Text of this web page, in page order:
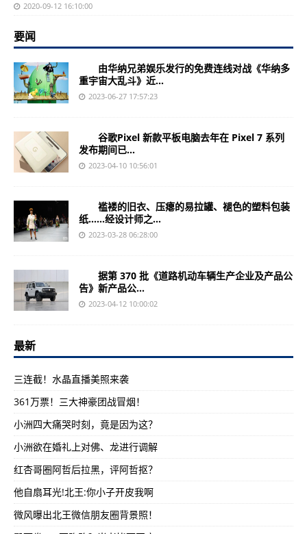
2020-09-12 16:10:00
要闻
由华纳兄弟娱乐发行的免费连线对战《华纳多
重宇宙大乱斗》近...
2023-06-27 17:57:23
谷歌Pixel 新款平板电脑去年在 Pixel 7 系列
发布期间已...
2023-04-10 10:56:01
褴褛的旧衣、压瘪的易拉罐、褪色的塑料包装
纸……经设计师之...
2023-03-28 06:28:00
据第 370 批《道路机动车辆生产企业及产品公
告》新产品公...
2023-04-12 10:00:02
最新
三连截！水晶直播美照来袭
361万票！三大神豪团战冒烟！
小洲四大痛哭时刻，竟是因为这？
小洲欲在婚礼上对佛、龙进行调解
红杏哥圈阿哲后拉黑，评阿哲抠？
他自扇耳光!北王:你小子开皮我啊
微风曝出北王微信朋友圈背景照！